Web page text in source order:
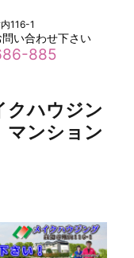
116-1
問い合わせ下さい
885
クハウジン
マンション